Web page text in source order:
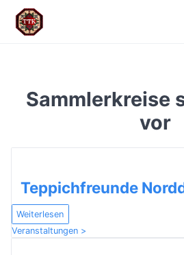
Sammlerkreise
vor
Teppichfreunde
Weiterlesen
Veranstaltungen >